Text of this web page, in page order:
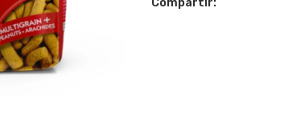
Compartir: